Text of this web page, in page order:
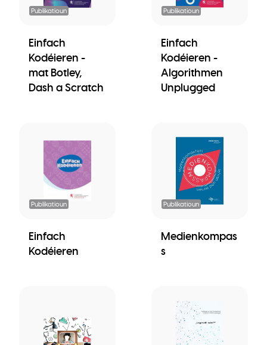
Publikatioun
Einfach
Kodéieren -
mat Botley,
Dash a Scratch
Publikatioun
Einfach
Kodéieren -
Algorithmen
Unplugged
Publikatioun
Einfach
Kodéieren
Publikatioun
Medienkompas
s